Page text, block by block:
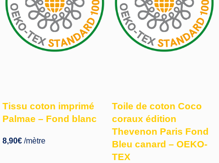
Tissu coton imprimé
Palmae – Fond blanc
8,90€ /mètre
Toile de coton Coco
coraux édition
Thevenon Paris Fond
Bleu canard – OEKO-
TEX